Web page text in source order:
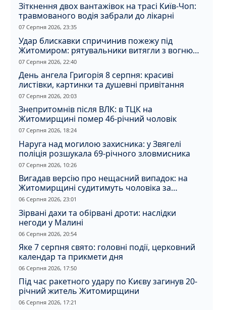
Зіткнення двох вантажівок на трасі Київ-Чоп:
травмованого водія забрали до лікарні
07 Серпня 2026, 23:35
Удар блискавки спричинив пожежу під
Житомиром: рятувальники витягли з вогню
кота
07 Серпня 2026, 22:40
День ангела Григорія 8 серпня: красиві
листівки, картинки та душевні привітання
07 Серпня 2026, 20:03
Знепритомнів після ВЛК: в ТЦК на
Житомирщині помер 46-річний чоловік
07 Серпня 2026, 18:24
Наруга над могилою захисника: у Звягелі
поліція розшукала 69-річного зловмисника
07 Серпня 2026, 10:26
Вигадав версію про нещасний випадок: на
Житомирщині судитимуть чоловіка за
вбивство співмешканки
06 Серпня 2026, 23:01
Зірвані дахи та обірвані дроти: наслідки
негоди у Малині
06 Серпня 2026, 20:54
Яке 7 серпня свято: головні події, церковний
календар та прикмети дня
06 Серпня 2026, 17:50
Під час ракетного удару по Києву загинув 20-
річний житель Житомирщини
06 Серпня 2026, 17:21